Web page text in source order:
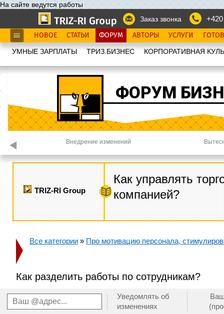
На сайте ведутся работы
Заказ звонка
НОВОЕ СТАТЬИ ФОРУМ АВТОРЫ УСЛУГИ
УМНЫЕ ЗАРПЛАТЫ ТРИЗ.БИЗНЕС КОРПОРАТИВНАЯ
ФОРУМ
Внедрение изменений
TRIZ-RI Group
Как управлять
компанией?
Все категории » Про мотивацию персонала,
Как разделить работы по сотрудникам?
Уведомлять об
изменениях